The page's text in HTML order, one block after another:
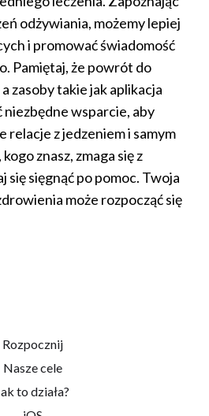
odżywiania, możemy lepiej
i promować świadomość
Pamiętaj, że powrót do
zasoby takie jak aplikacja
wsparcie, aby
z jedzeniem i samym
znasz, zmaga się z
się sięgnąć po pomoc. Twoja
może rozpocząć się
Rozpocznij
Nasze cele
to działa?